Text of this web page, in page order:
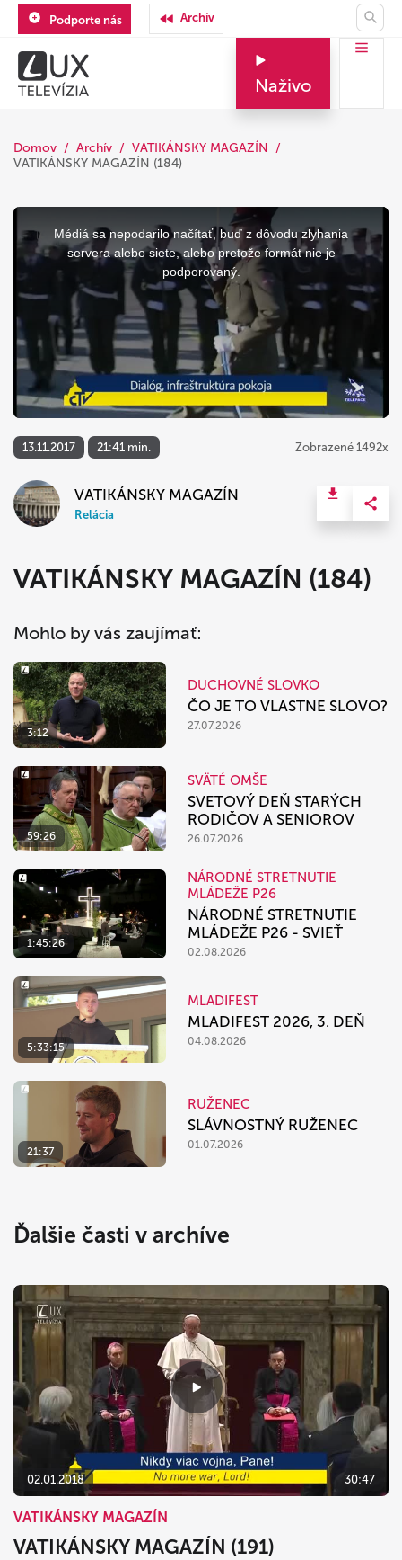
Podporte nás Archív
Naživo
Domov Archív
VATIKÁNSKY MAGAZÍN
VATIKÁNSKY MAGAZÍN (184)
This
modal
window.
Médiá sa nepodarilo načítať, buď z dôvodu zlyhania
servera alebo siete, alebo pretože formát nie je
podporovaný.
13.11.2017 21:41 min. Zobrazené 1492x
VATIKÁNSKY MAGAZÍN
Relácia
VATIKÁNSKY MAGAZÍN (184)
Mohlo by vás zaujímať:
3:12
DUCHOVNÉ SLOVKO
ČO JE TO VLASTNE SLOVO?
27.07.2026
59:26
SVÄTÉ OMŠE
SVETOVÝ DEŇ STARÝCH
RODIČOV A SENIOROV
26.07.2026
1:45:26
NÁRODNÉ STRETNUTIE
MLÁDEŽE P26
NÁRODNÉ STRETNUTIE
MLÁDEŽE P26 - SVIEŤ
02.08.2026
5:33:15
MLADIFEST
MLADIFEST 2026, 3. DEŇ
04.08.2026
21:37
RUŽENEC
SLÁVNOSTNÝ RUŽENEC
01.07.2026
Ďalšie časti v archíve
02.01.2018 30:47
VATIKÁNSKY MAGAZÍN
VATIKÁNSKY MAGAZÍN (191)